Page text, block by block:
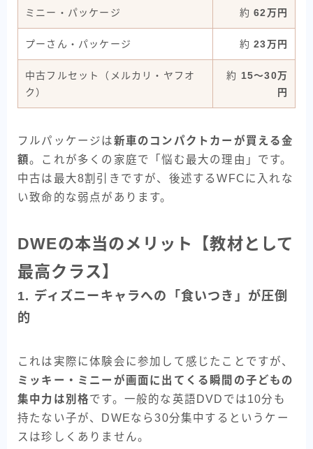
ミニー・パッケージ 約62万円
プーさん・パッケージ 約23万円
中古フルセット（メルカリ・ヤフオ
ク）
約 15〜30万
円
フルパッケージは新車のコンパクトカーが買える金
額。これが多くの家庭で「悩む最大の理由」です。
中古は最大8割引きですが、後述するWFCに入れな
い致命的な弱点があります。
DWEの本当のメリット【教材として
最高クラス】
1. ディズニーキャラへの「食いつき」が圧倒
的
これは実際に体験会に参加して感じたことですが、
ミッキー・ミニーが画面に出てくる瞬間の子どもの
集中力は別格です。一般的な英語DVDでは10分も
持たない子が、DWEなら30分集中するというケー
スは珍しくありません。